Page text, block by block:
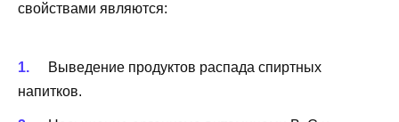
свойствами являются:
Выведение продуктов распада спиртных
напитков.